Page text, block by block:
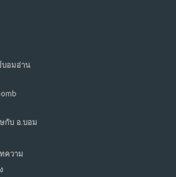
บอมอ่าน
กับ อ.บอม
ความ